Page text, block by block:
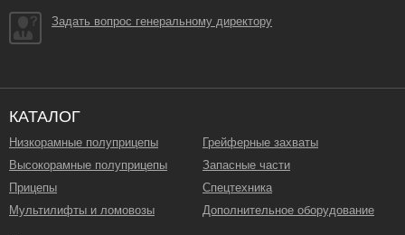
Задать вопрос генеральному директору
КАТАЛОГ
Низкорамные полуприцепы
Высокорамные полуприцепы
Прицепы
Мультилифты и ломовозы
Грейферные захваты
Запасные части
Спецтехника
Дополнительное оборудование